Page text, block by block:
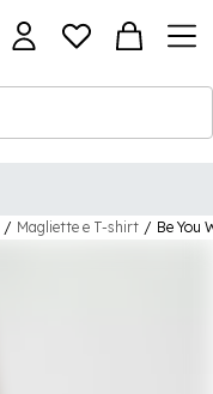
/ Magliette e T-shirt / Be You